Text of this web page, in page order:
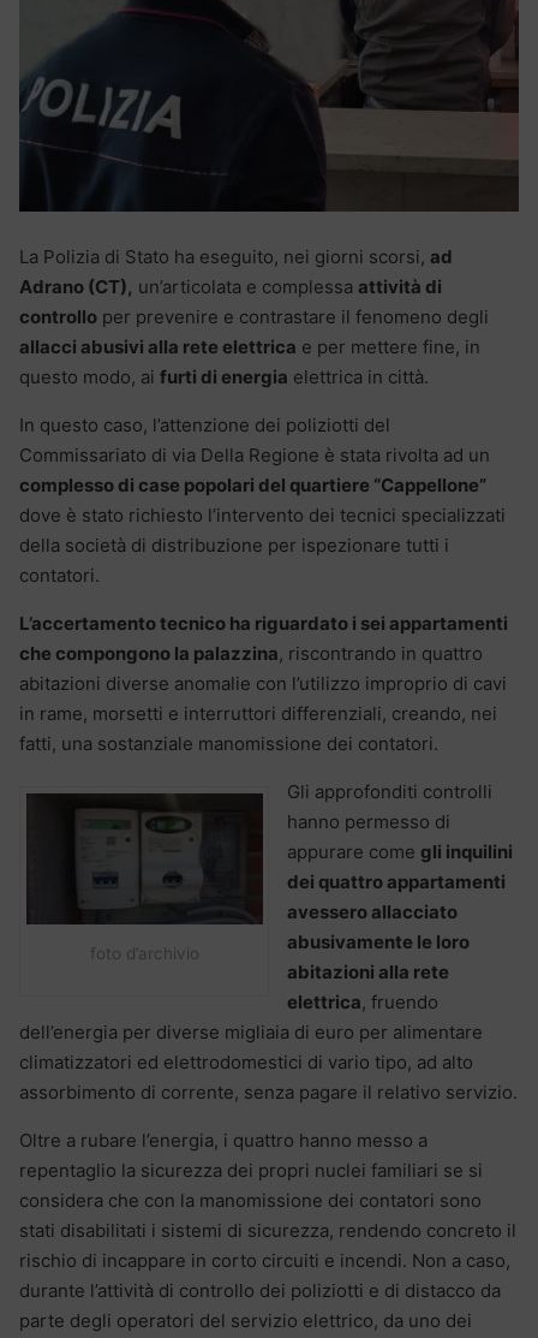
La Polizia di Stato ha eseguito, nei giorni scorsi, ad
Adrano (CT), un’articolata e complessa attività di
controllo per prevenire e contrastare il fenomeno degli
allacci abusivi alla rete elettrica e per mettere fine, in
questo modo, ai furti di energia elettrica in città.
In questo caso, l’attenzione dei poliziotti del
Commissariato di via Della Regione è stata rivolta ad un
complesso di case popolari del quartiere “Cappellone”
dove è stato richiesto l’intervento dei tecnici specializzati
della società di distribuzione per ispezionare tutti i
contatori.
L’accertamento tecnico ha riguardato i sei appartamenti
che compongono la palazzina, riscontrando in quattro
abitazioni diverse anomalie con l’utilizzo improprio di cavi
in rame, morsetti e interruttori differenziali, creando, nei
fatti, una sostanziale manomissione dei contatori.
foto d’archivio
Gli approfonditi controlli
hanno permesso di
appurare come gli inquilini
dei quattro appartamenti
avessero allacciato
abusivamente le loro
abitazioni alla rete
elettrica, fruendo
dell’energia per diverse migliaia di euro per alimentare
climatizzatori ed elettrodomestici di vario tipo, ad alto
assorbimento di corrente, senza pagare il relativo servizio.
Oltre a rubare l’energia, i quattro hanno messo a
repentaglio la sicurezza dei propri nuclei familiari se si
considera che con la manomissione dei contatori sono
stati disabilitati i sistemi di sicurezza, rendendo concreto il
rischio di incappare in corto circuiti e incendi. Non a caso,
durante l’attività di controllo dei poliziotti e di distacco da
parte degli operatori del servizio elettrico, da uno dei